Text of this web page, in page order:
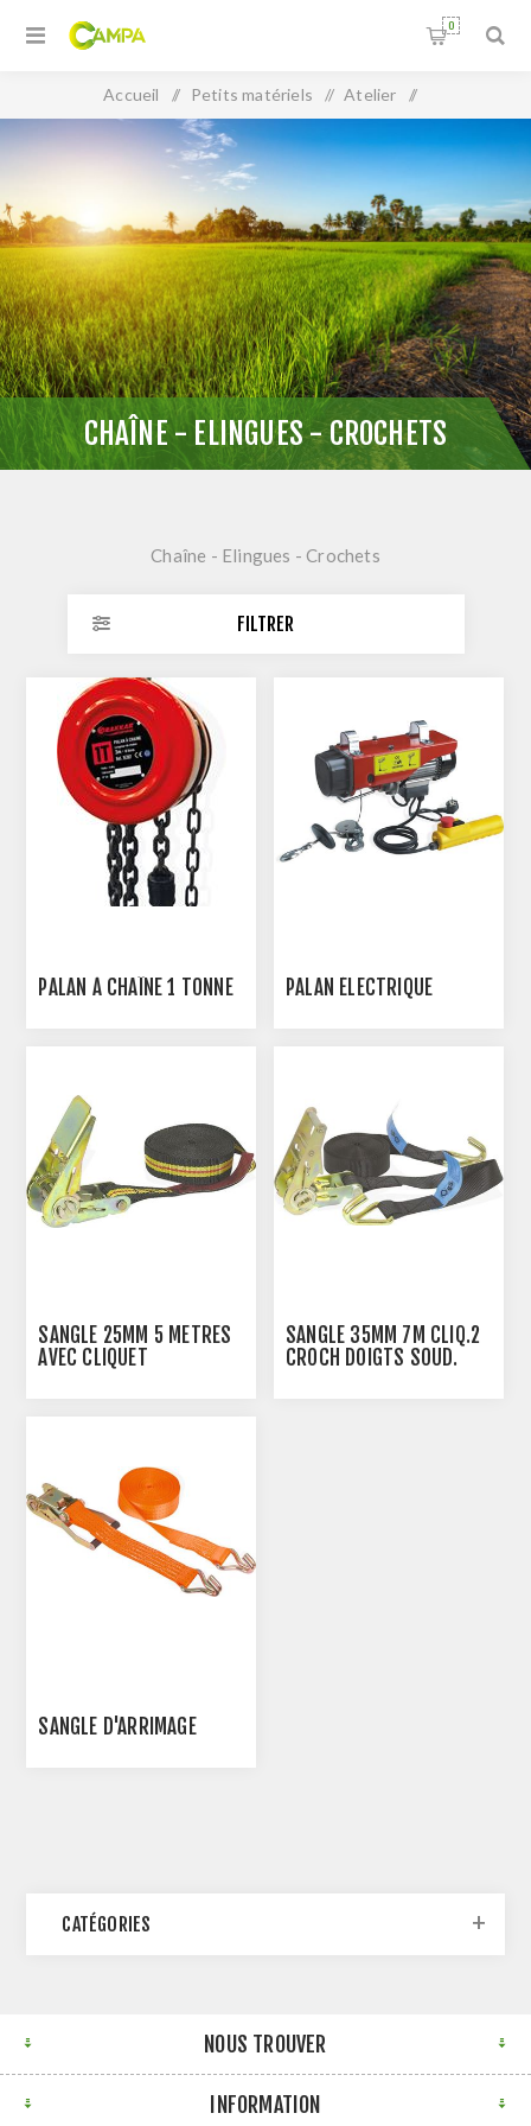
0
Accueil / Petits matériels / Atelier /
Chaîne - Elingues - Crochets
CHAÎNE - ELINGUES - CROCHETS
Chaîne - Elingues - Crochets
FILTRER
PALAN À CHAÎNE 1 TONNE PALAN ÉLECTRIQUE
SANGLE 25MM 5 METRES
AVEC CLIQUET
SANGLE 35MM 7M CLIQ.2
CROCH DOIGTS SOUD.
SANGLE D'ARRIMAGE
CATÉGORIES
NOUS TROUVER
INFORMATION